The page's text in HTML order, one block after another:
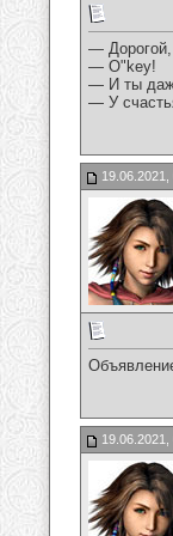
— Дорогой,
— О"kеу!
— И ты
— У
19.06.2021,
19.06.2021,